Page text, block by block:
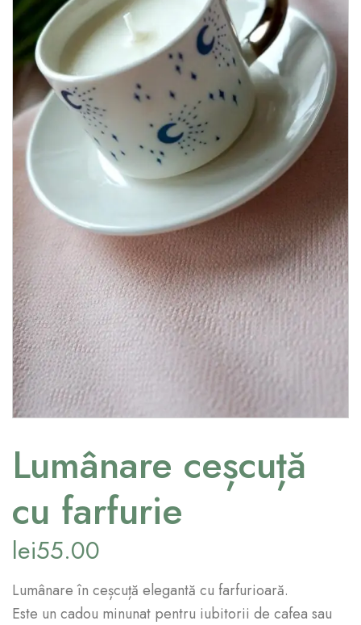
Lumânare ceșcuță
cu farfurie
lei55.00
Lumânare în ceșcuță elegantă cu farfurioară.
Este un cadou minunat pentru iubitorii de cafea sau